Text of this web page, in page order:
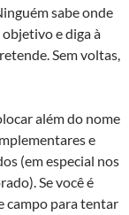
sabe onde
objetivo e diga à
Sem voltas,
além do nome
e
(em especial nos
Se você é
campo para tentar